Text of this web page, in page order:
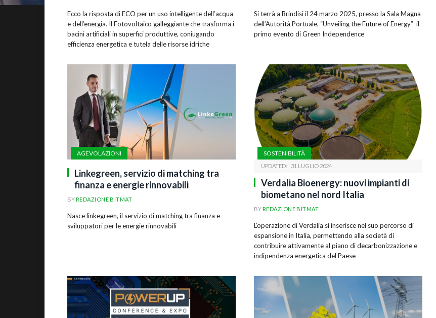
Ecco la risposta di ECO per un uso intelligente dell’acqua
e dell’energia. Il Fotovoltaico galleggiante che trasforma i
bacini artificiali in superfici produttive, coniugando
efficienza energetica e tutela delle risorse idriche
Si terrà a Brindisi il 24 marzo 2025, presso la Sala Magna
dell’Autorità Portuale, “Unveiling the Future of Energy” il
primo evento di Green Independence
AGEVOLAZIONI
Linkegreen, servizio di matching tra
finanza e energie rinnovabili
BYREDAZIONE BITMAT
Nasce linkegreen, il servizio di matching tra finanza e
sviluppatori per le energie rinnovabili
SOSTENIBILITÀ
UPDATED: 31 LUGLIO 2024
Verdalia Bioenergy: nuovi impianti di
biometano nel nord Italia
BYREDAZIONE BITMAT
L’operazione di Verdalia si inserisce nel suo percorso di
espansione in Italia, permettendo alla società di
contribuire attivamente al piano di decarbonizzazione e
indipendenza energetica del Paese